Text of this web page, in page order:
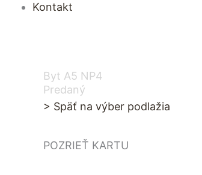
Kontakt
Byt A5 NP4
Predaný
> Späť na výber podlažia
POZRIEŤ KARTU